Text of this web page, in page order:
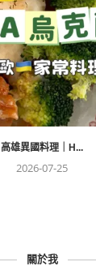
高雄異國料理｜H...
2026-07-25
關於我